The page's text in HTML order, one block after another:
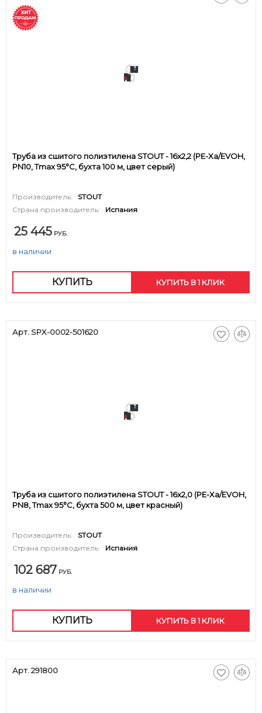
Труба из сшитого полиэтилена STOUT - 16x2,2 (PE-Xa/EVOH,
PN10, Tmax 95°C, бухта 100 м, цвет серый)
Производитель:
STOUT
Страна производитель:
Испания
25 445 РУБ.
в наличии
КУПИТЬ КУПИТЬ В 1 КЛИК
Арт. SPX-0002-501620
Труба из сшитого полиэтилена STOUT - 16x2,0 (PE-Xa/EVOH,
PN8, Tmax 95°C, бухта 500 м, цвет красный)
Производитель:
STOUT
Страна производитель:
Испания
102 687 РУБ.
в наличии
КУПИТЬ КУПИТЬ В 1 КЛИК
Арт. 291800